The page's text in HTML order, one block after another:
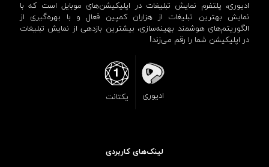
ادیوری، پلتفرم نمایش تبلیغات در اپلیکیشن‌های موبایل است که با
نمایش بهترین تبلیغات از هزاران کمپین فعال و با بهره‌گیری از
الگوریتم‌های هوشمند بهینه‌سازی، بیشترین بازدهی از نمایش تبلیغات
در اپلیکیشن شما را رقم می‌زند!
ادیوری یکتانت
لینک‌های کاربردی